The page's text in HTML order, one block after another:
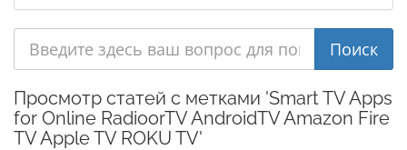
Просмотр статей с метками 'Smart TV Apps
for Online RadioorTV AndroidTV Amazon Fire
TV Apple TV ROKU TV'